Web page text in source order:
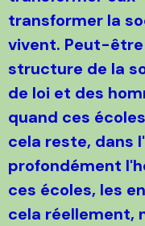
transformer la
vivent. Peut-
structure de la
de loi et des
quand ces
cela reste, dans
profondément
ces écoles, les
cela réellement,